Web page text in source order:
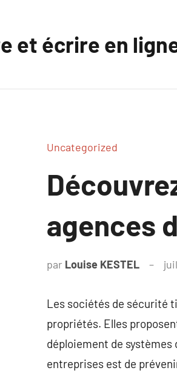
et écrire en
Uncategorized
agences
par Louise KESTEL
Les sociétés de sécurité
propriétés. Elles
déploiement de systèmes
entreprises est de